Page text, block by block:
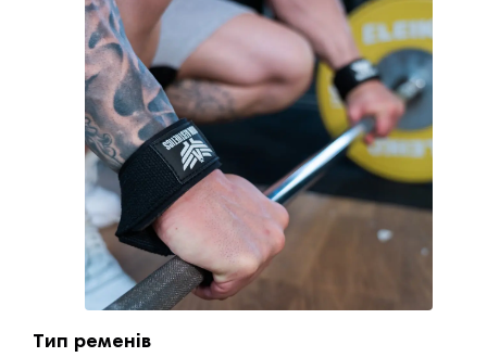
Тип ременів